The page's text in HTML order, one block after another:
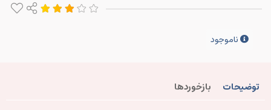
ناموجود
توضیحات بازخوردها